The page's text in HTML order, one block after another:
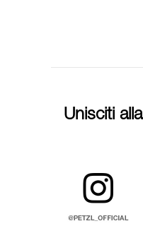
Unisciti